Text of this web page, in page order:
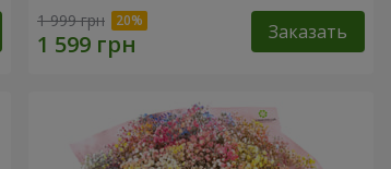
1 999 грн Заказать